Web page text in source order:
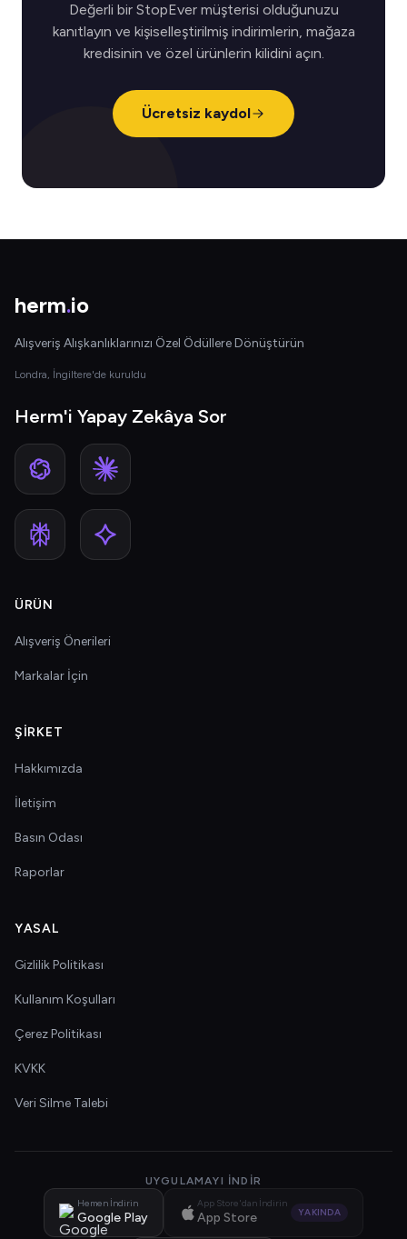
Değerli bir StopEver müşterisi olduğunuzu
kanıtlayın ve kişiselleştirilmiş indirimlerin, mağaza
kredisinin ve özel ürünlerin kilidini açın.
Ücretsiz kaydol
herm.io
Alışveriş Alışkanlıklarınızı Özel Ödüllere Dönüştürün
Londra, İngiltere'de kuruldu
Herm'i Yapay Zekâya Sor
ÜRÜN
Alışveriş Önerileri
Markalar İçin
ŞIRKET
Hakkımızda
İletişim
Basın Odası
Raporlar
YASAL
Gizlilik Politikası
Kullanım Koşulları
Çerez Politikası
KVKK
Veri Silme Talebi
UYGULAMAYI İNDIR
Hemen İndirin
Google Play
App Store'dan İndirin
App Store YAKINDA